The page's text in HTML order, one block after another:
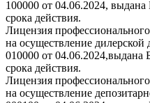
100000 от 04.06.2024,
срока действия.
Лицензия
на осуществление
010000 от 04.06.2024,выдана
срока действия.
Лицензия
на осуществление